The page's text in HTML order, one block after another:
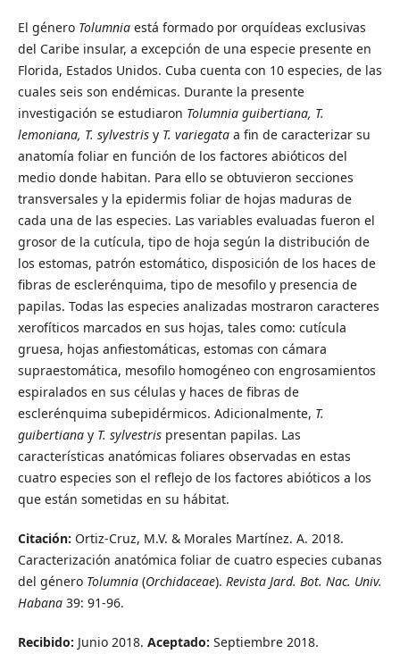
El género Tolumniaestá formado por orquídeas exclusivas
del Caribe insular, a excepción de una especie presente en
Florida, Estados Unidos. Cuba cuenta con 10 especies, de las
cuales seis son endémicas. Durante la presente
investigación se estudiaron Tolumnia guibertiana, T.
lemoniana, T. sylvestrisy T. variegataa fin de caracterizar su
anatomía foliar en función de los factores abióticos del
medio donde habitan. Para ello se obtuvieron secciones
transversales y la epidermis foliar de hojas maduras de
cada una de las especies. Las variables evaluadas fueron el
grosor de la cutícula, tipo de hoja según la distribución de
los estomas, patrón estomático, disposición de los haces de
fibras de esclerénquima, tipo de mesofilo y presencia de
papilas. Todas las especies analizadas mostraron caracteres
xerofíticos marcados en sus hojas, tales como: cutícula
gruesa, hojas anfiestomáticas, estomas con cámara
supraestomática, mesofilo homogéneo con engrosamientos
espiralados en sus células y haces de fibras de
esclerénquima subepidérmicos. Adicionalmente, T.
guibertianay T. sylvestrispresentan papilas. Las
características anatómicas foliares observadas en estas
cuatro especies son el reflejo de los factores abióticos a los
que están sometidas en su hábitat.
Citación: Ortiz-Cruz, M.V. & Morales Martínez. A. 2018.
Caracterización anatómica foliar de cuatro especies cubanas
del género Tolumnia(Orchidaceae). Revista Jard. Bot. Nac. Univ.
Habana 39: 91-96.
Recibido: Junio 2018. Aceptado: Septiembre 2018.